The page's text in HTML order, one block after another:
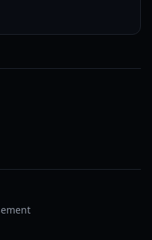
de reclutamiento para